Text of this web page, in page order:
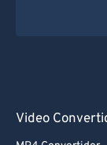
Video